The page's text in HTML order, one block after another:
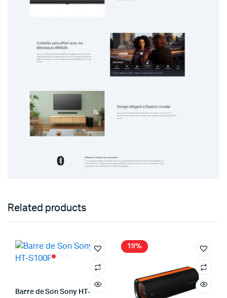
Related products
Barre de Son Sony HT-
19%